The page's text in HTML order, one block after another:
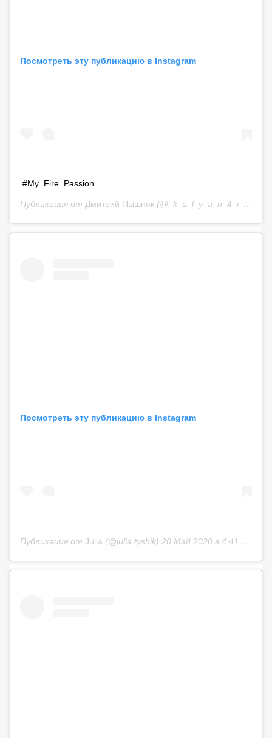
Посмотреть эту публикацию в Instagram
#My_Fire_Passion
Публикация от Дмитрий Пышняк (@_k_a_l_y_a_n_4_i_k)
Посмотреть эту публикацию в Instagram
Публикация от Juliа (@julia.tyshik) 20 Май 2020 в 4:41 PDT